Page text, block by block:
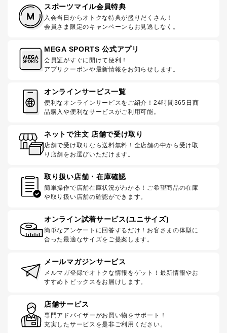
スポーツマイル会員特典
入会当日からオトクな特典が盛りだくさん！
会員さま限定のキャンペーンもお見逃しなく。
MEGA SPORTS 公式アプリ
会員証がすぐに開けて便利！
アプリクーポンや最新情報をお知らせします。
オンラインサービス一覧
便利なオンラインサービスをご紹介！24時間365日商
品購入や便利なサービスがご利用可能。
ネットで注文 店舗で受け取り
店舗で受け取りなら送料無料！全店舗の中から受け取
り店舗をお選びいただけます。
取り扱い店舗・在庫確認
簡単操作で店舗在庫状況がわかる！ご希望商品の在庫
や取り扱い店舗の確認ができます。
オンライン試着サービス(ユニサイズ)
簡単なアンケートに回答するだけ！お客さまの体型に
合った最適なサイズをご提案します。
メールマガジンサービス
メルマガ登録でオトクな情報をゲット！最新情報やお
すすめトピックスをお届けします。
店舗サービス
専門アドバイザーがお買い物をサポート！
充実したサービスを是非ご利用ください。